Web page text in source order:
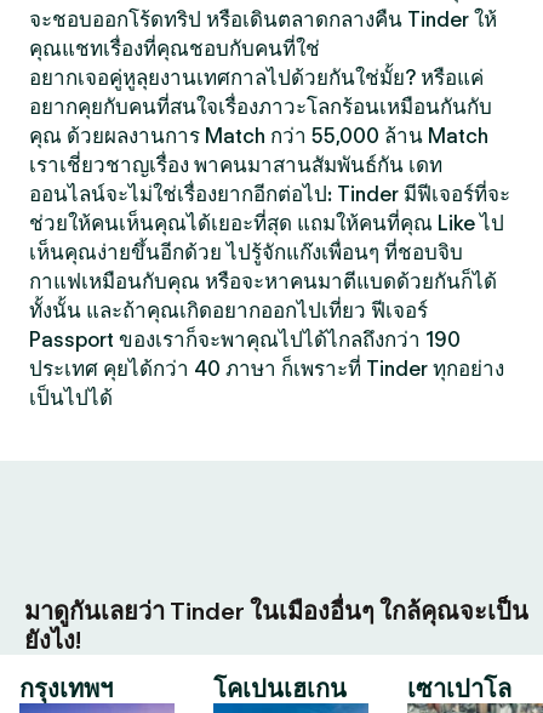
จะชอบออกโร้ดทริป หรือเดินตลาดกลางคืน Tinder ให้
คุณแชทเรื่องที่คุณชอบกับคนที่ใช่
อยากเจอคู่หูลุยงานเทศกาลไปด้วยกันใช่มั้ย? หรือแค่
อยากคุยกับคนที่สนใจเรื่องภาวะโลกร้อนเหมือนกันกับ
คุณ ด้วยผลงานการ Match กว่า 55,000 ล้าน Match
เราเชี่ยวชาญเรื่อง พาคนมาสานสัมพันธ์กัน เดท
ออนไลน์จะไม่ใช่เรื่องยากอีกต่อไป: Tinder มีฟีเจอร์ที่จะ
ช่วยให้คนเห็นคุณได้เยอะที่สุด แถมให้คนที่คุณ Like ไป
เห็นคุณง่ายขึ้นอีกด้วย ไปรู้จักแก๊งเพื่อนๆ ที่ชอบจิบ
กาแฟเหมือนกับคุณ หรือจะหาคนมาตีแบดด้วยกันก็ได้
ทั้งนั้น และถ้าคุณเกิดอยากออกไปเที่ยว ฟีเจอร์
Passport ของเราก็จะพาคุณไปได้ไกลถึงกว่า 190
ประเทศ คุยได้กว่า 40 ภาษา ก็เพราะที่ Tinder ทุกอย่าง
เป็นไปได้
มาดูกันเลยว่า Tinder ในเมืองอื่นๆ ใกล้คุณจะเป็น
ยังไง!
กรุงเทพฯ
โคเปนเฮเกน เซาเปาโล